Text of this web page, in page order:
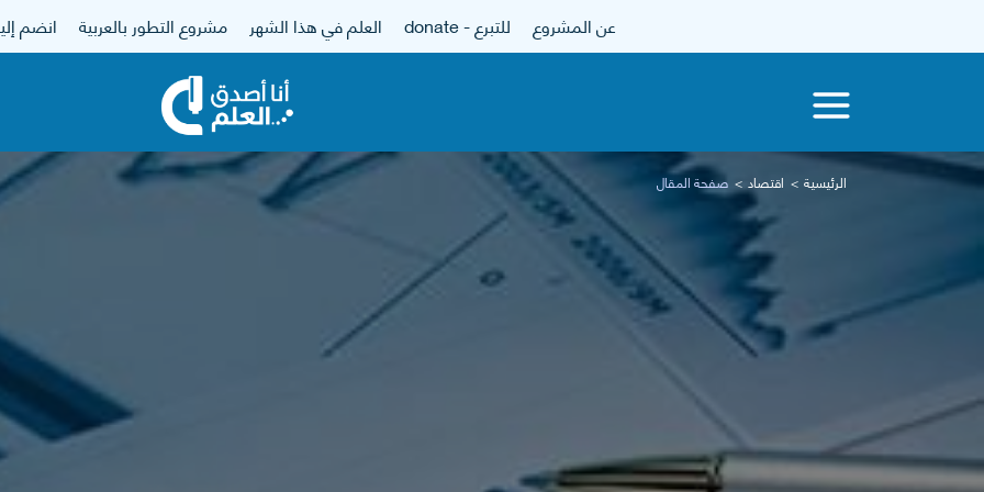
عن المشروع للتبرع - donate العلم في هذا الشهر مشروع التطور بالعربية انضم
الرئيسية اقتصاد صفحة المقال